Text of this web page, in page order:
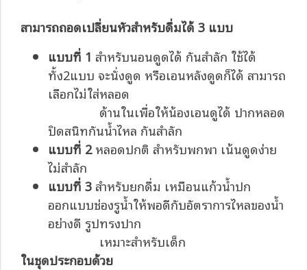
สามารถถอดเปลี่ยนหัวสำหรับดื่มได้ 3 แบบ
แบบที่ 1 สำหรับนอนดูดได้ กันสำลัก ใช้ได้
ทั้ง2แบบ จะนั่งดูด หรือเอนหลังดูดก็ได้ สามารถ
เลือกไม่ใส่หลอด
ด้านในเพื่อให้น้องเอนดูได้ ปากหลอด
ปิดสนิทกันน้ำไหล กันสำลัก
แบบที่ 2หลอดปกติ สำหรับพกพา เน้นดูดง่าย
ไม่สำลัก
แบบที่ 3 สำหรับยกดื่ม เหมือนแก้วน้ำปก
ออกแบบช่องรูน้ำให้พอดีกับอัตราการไหลของน้ำ
อย่างดี รูปทรงปาก
เหมาะสำหรับเด็ก
ในชุดประกอบด้วย